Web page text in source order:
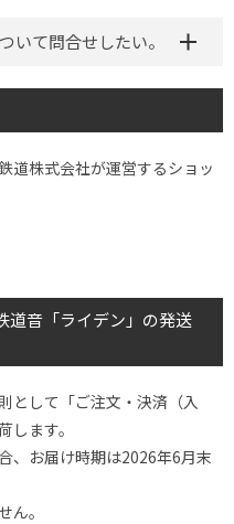
いて問合せしたい。
道株式会社が運営するショッ
道音「ライデン」の発送
として「ご注文・決済（入
ます。
、お届け時期は2026年6月末
ん。